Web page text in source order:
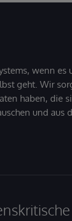
wenn es
geht. Wir
haben, die
und aus